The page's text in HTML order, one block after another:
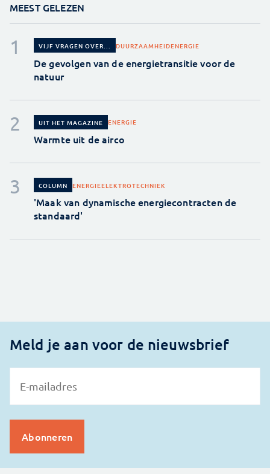
MEEST GELEZEN
VIJF VRAGEN OVER... DUURZAAMHEIDENERGIE
De gevolgen van de energietransitie voor de
natuur
UIT HET MAGAZINE ENERGIE
Warmte uit de airco
COLUMN ENERGIEELEKTROTECHNIEK
'Maak van dynamische energiecontracten de
standaard'
Meld je aan voor de nieuwsbrief